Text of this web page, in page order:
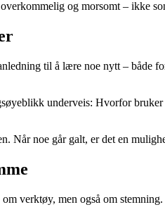
og morsomt – ikke
til å lære noe nytt – både
underveis: Hvorfor
Når noe går galt, er det en
verktøy, men også om